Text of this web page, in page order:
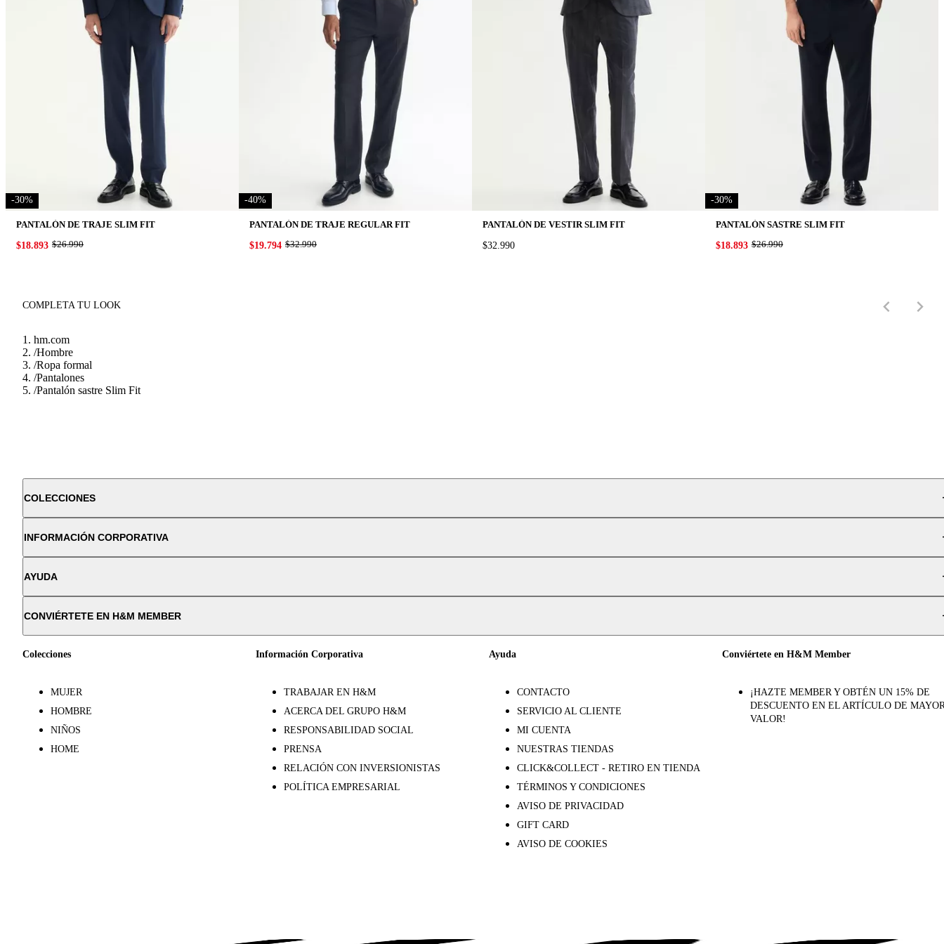
-30%
PANTALÓN DE TRAJE SLIM FIT
ORIGINAL PRICE:
$26.990
PRICE:
$18.893
-40%
PANTALÓN DE TRAJE REGULAR FIT
ORIGINAL PRICE:
$32.990
PRICE:
$19.794
PANTALÓN DE VESTIR SLIM FIT
PRICE:
$32.990
-30%
PANTALÓN SASTRE SLIM FIT
ORIGINAL PRICE:
$26.990
PRICE:
$18.893
COMPLETA TU LOOK
hm.com
/Hombre
/Ropa formal
/Pantalones
/Pantalón sastre Slim Fit
COLECCIONES
INFORMACIÓN CORPORATIVA
AYUDA
CONVIÉRTETE EN H&M MEMBER
Colecciones
MUJER
HOMBRE
NIÑOS
HOME
Información Corporativa
TRABAJAR EN H&M
ACERCA DEL GRUPO H&M
RESPONSABILIDAD SOCIAL
PRENSA
RELACIÓN CON INVERSIONISTAS
POLÍTICA EMPRESARIAL
Ayuda
CONTACTO
SERVICIO AL CLIENTE
MI CUENTA
NUESTRAS TIENDAS
CLICK&COLLECT - RETIRO EN TIENDA
TÉRMINOS Y CONDICIONES
AVISO DE PRIVACIDAD
GIFT CARD
AVISO DE COOKIES
Conviértete en H&M Member
¡HAZTE MEMBER Y OBTÉN UN 15% DE
DESCUENTO EN EL ARTÍCULO DE
VALOR!